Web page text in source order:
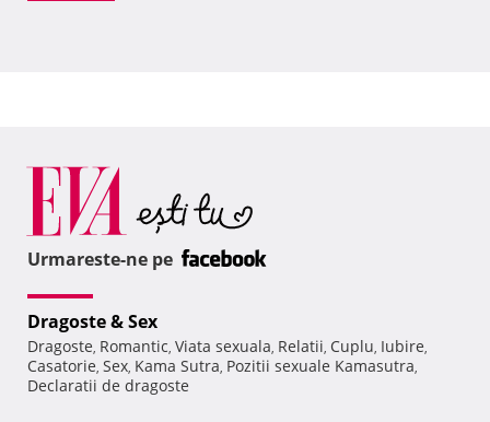
Urmareste-ne pe
Dragoste & Sex
Dragoste, Romantic, Viata sexuala, Relatii, Cuplu, Iubire,
Casatorie, Sex, Kama Sutra, Pozitii sexuale Kamasutra,
Declaratii de dragoste